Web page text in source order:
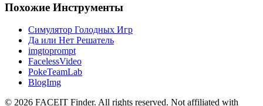
Похожие Инструменты
Симулятор Голодных Игр
Да или Нет Решатель
imgtoprompt
FacelessVideo
PokeTeamLab
BlogImg
© 2026 FACEIT Finder. All rights reserved. Not affiliated with